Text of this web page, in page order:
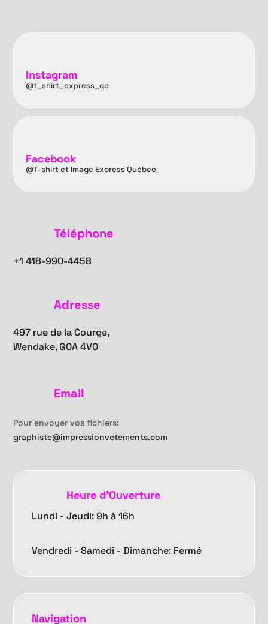
Instagram
@t_shirt_express_qc
Facebook
@T-shirt et Image Express Québec
Téléphone
+1418-990-4458
Adresse
497 rue de la Courge,
Wendake, G0A 4V0
Email
Pour envoyer vos fichiers:
graphiste@impressionvetements.com
Heure d'Ouverture
Lundi - Jeudi: 9h à 16h
Vendredi -Samedi - Dimanche: Fermé
Navigation